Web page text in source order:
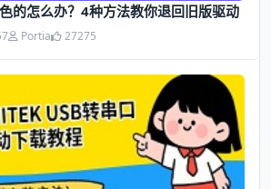
的怎么办？4种方法教你退回旧版驱动
Portia 27275